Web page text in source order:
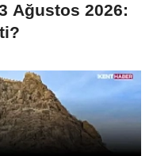
Ağustos 2026: